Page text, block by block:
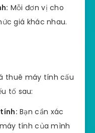
Mỗi đơn vị cho
giá khác nhau.
thuê máy tính cấu
tố sau:
Bạn cần xác
tính của mình